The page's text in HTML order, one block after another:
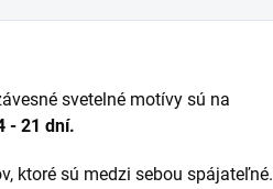
svetelné motívy sú na
- 21 dní.
ktoré sú medzi sebou spájateľné.